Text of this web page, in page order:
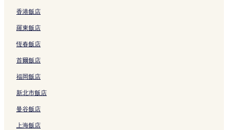
香港飯店
羅東飯店
恆春飯店
首爾飯店
福岡飯店
新北市飯店
曼谷飯店
上海飯店